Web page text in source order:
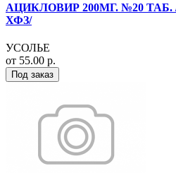
АЦИКЛОВИР 200МГ. №20
ХФЗ/
УСОЛЬЕ
от 55.00 р.
Под заказ